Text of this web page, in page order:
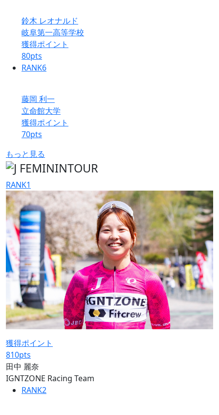
鈴木 レオナルド
岐阜第一高等学校
獲得ポイント
80pts
RANK6
藤岡 利一
立命館大学
獲得ポイント
70pts
もっと見る
RANK1
獲得ポイント
810pts
田中 麗奈
IGNTZONE Racing Team
RANK2